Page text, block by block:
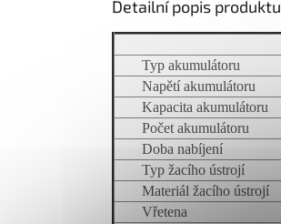
Detailní popis produktu
Typ akumulátoru
Napětí akumulátoru
Kapacita akumulátoru
Počet akumulátoru
Doba nabíjení
Typ žacího ústrojí
Materiál žacího ústrojí
Vřetena